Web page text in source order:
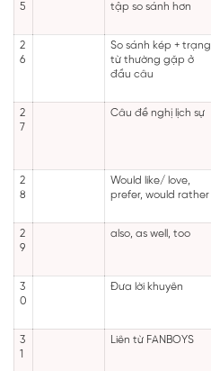
5
tập so sánh hơn
2
6
So sánh kép + trạng
từ thường gặp ở
đầu câu
2
7
Câu đề nghị lịch sự
2
8
Would like/ love,
prefer, would rather
2
9
also, as well, too
3
0
Đưa lời khuyên
3
1
Liên từ FANBOYS